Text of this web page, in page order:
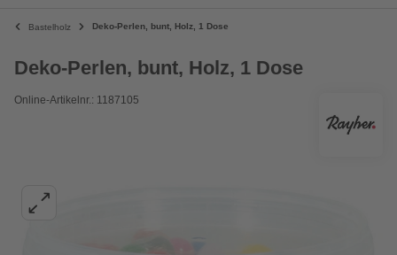
Bastelholz Deko-Perlen, bunt, Holz, 1 Dose
Deko-Perlen, bunt, Holz, 1 Dose
Online-Artikelnr.: 1187105